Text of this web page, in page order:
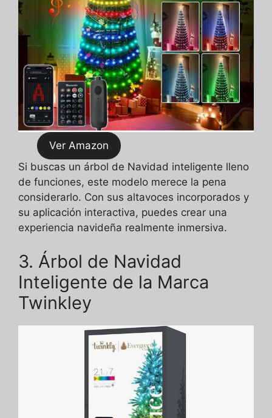
Ver Amazon
Si buscas un árbol de Navidad inteligente lleno
de funciones, este modelo merece la pena
considerarlo. Con sus altavoces incorporados y
su aplicación interactiva, puedes crear una
experiencia navideña realmente inmersiva.
3. Árbol de Navidad
Inteligente de la Marca
Twinkley